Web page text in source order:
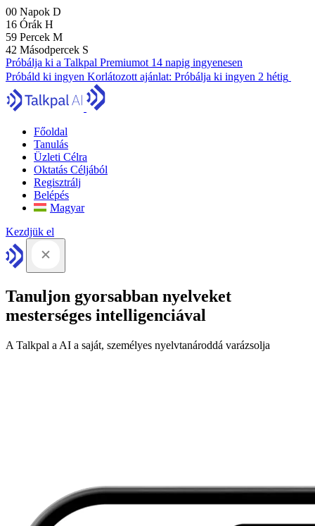
00 Napok D
16 Órák H
59 Percek M
41 Másodpercek S
Próbálja ki a Talkpal Premiumot 14 napig ingyenesen
Próbáld ki ingyen Korlátozott ajánlat: Próbálja ki ingyen 2 hétig
Főoldal
Tanulás
Üzleti Célra
Oktatás Céljából
Regisztrálj
Belépés
Magyar
Kezdjük el
Tanuljon gyorsabban nyelveket
mesterséges intelligenciával
A Talkpal a AI a saját, személyes nyelvtanároddá varázsolja